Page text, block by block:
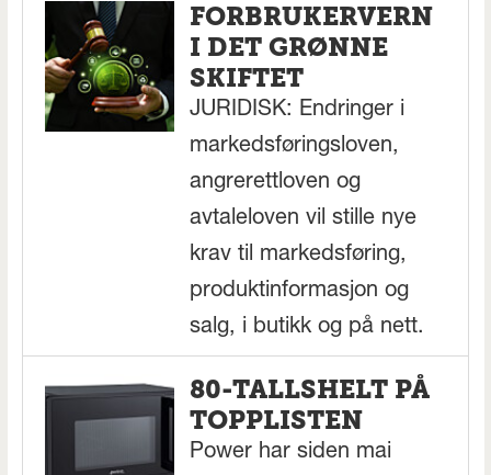
FORBRUKERVERN
I DET GRØNNE
SKIFTET
JURIDISK: Endringer i
markedsføringsloven,
angrerettloven og
avtaleloven vil stille nye
krav til markedsføring,
produktinformasjon og
salg, i butikk og på nett.
80-TALLSHELT PÅ
TOPPLISTEN
Power har siden mai